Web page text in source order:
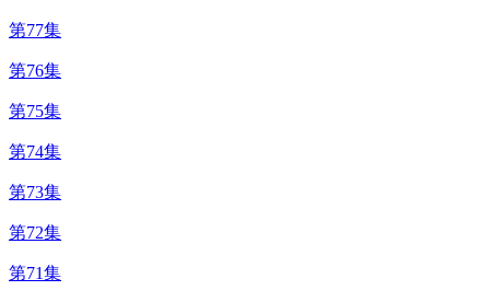
第77集
第76集
第75集
第74集
第73集
第72集
第71集